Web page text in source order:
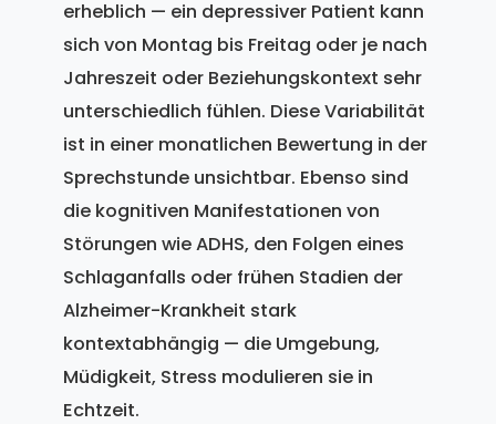
erheblich — ein depressiver Patient kann
sich von Montag bis Freitag oder je nach
Jahreszeit oder Beziehungskontext sehr
unterschiedlich fühlen. Diese Variabilität
ist in einer monatlichen Bewertung in der
Sprechstunde unsichtbar. Ebenso sind
die kognitiven Manifestationen von
Störungen wie ADHS, den Folgen eines
Schlaganfalls oder frühen Stadien der
Alzheimer-Krankheit stark
kontextabhängig — die Umgebung,
Müdigkeit, Stress modulieren sie in
Echtzeit.